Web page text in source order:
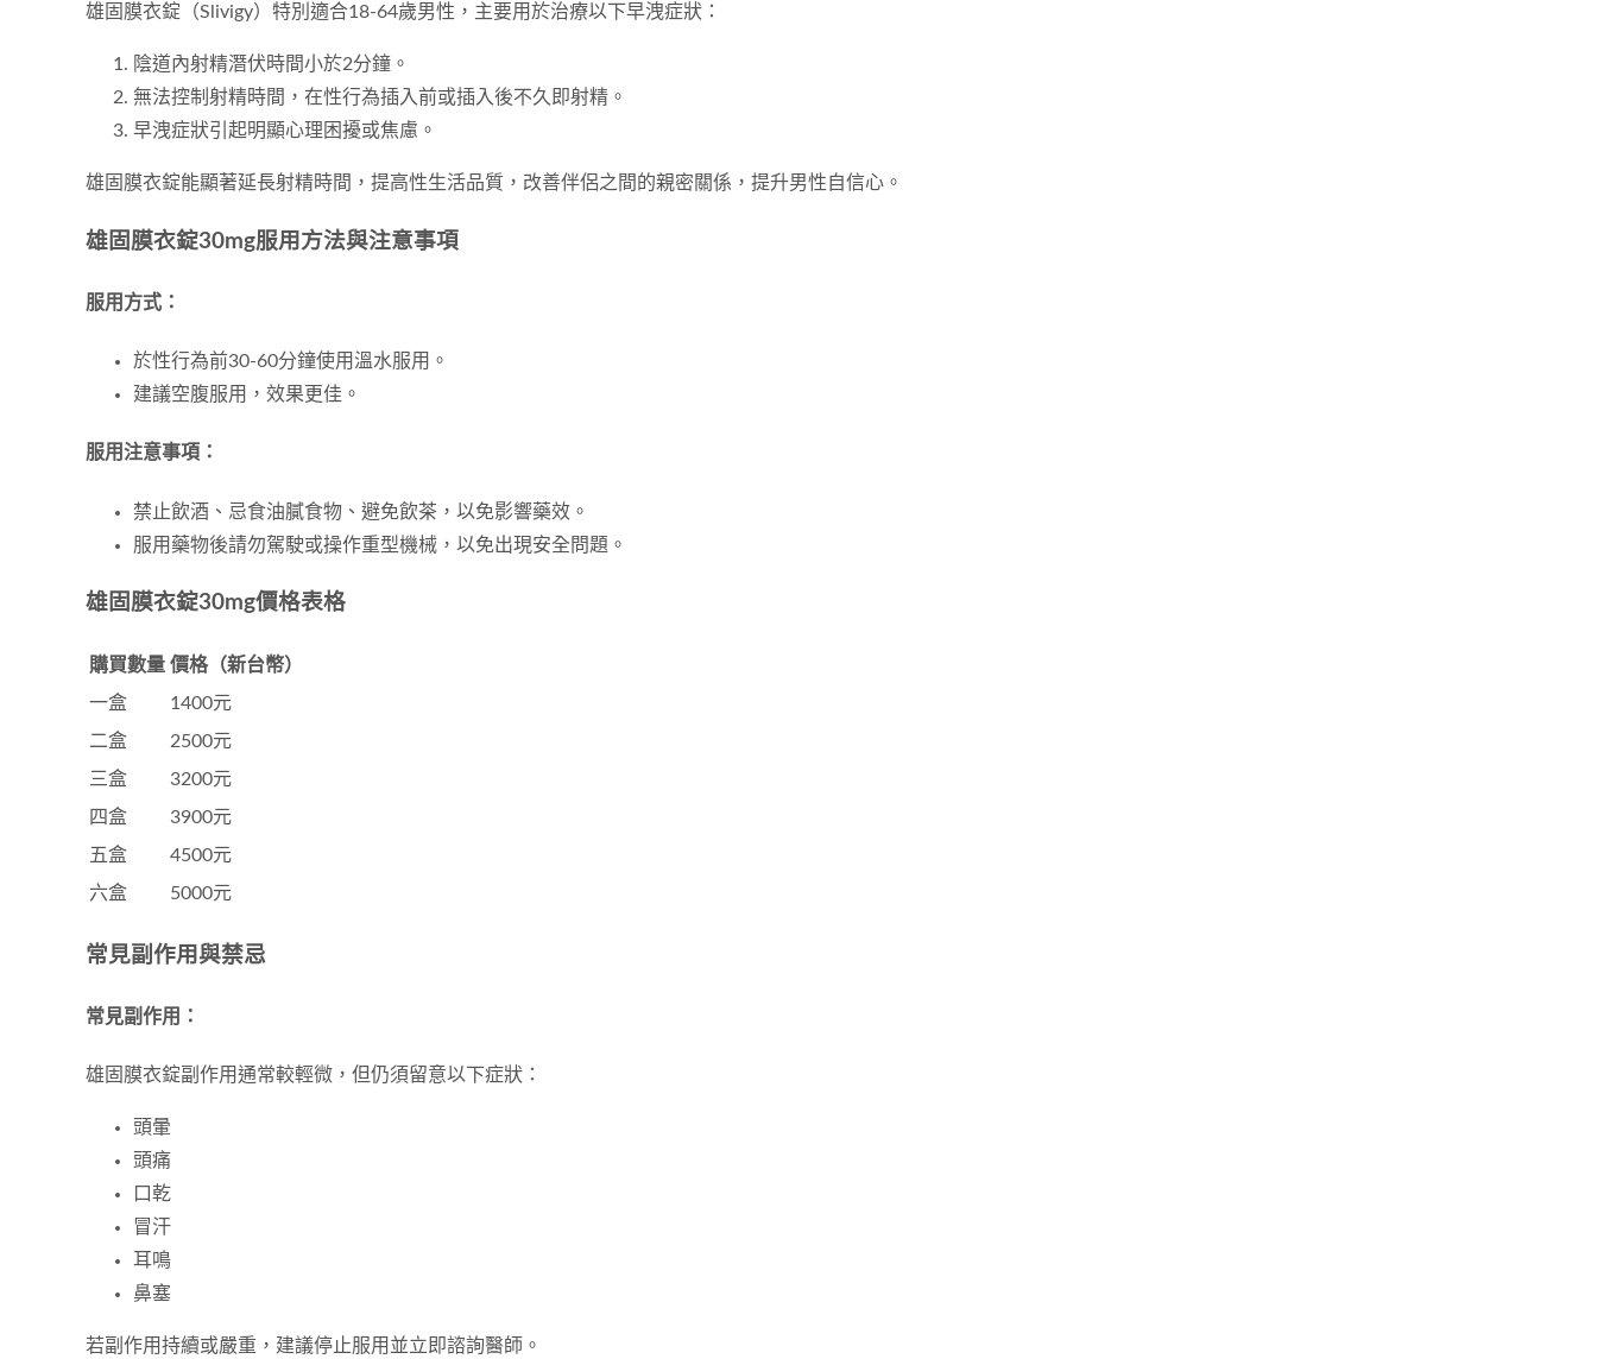
雄固膜衣錠（Slivigy）特別適合18-64歲男性，主要用於治療以下早洩症狀：
陰道內射精潛伏時間小於2分鐘。
無法控制射精時間，在性行為插入前或插入後不久即射精。
早洩症狀引起明顯心理困擾或焦慮。
雄固膜衣錠能顯著延長射精時間，提高性生活品質，改善伴侶之間的親密關係，提升男性自信心。
雄固膜衣錠30mg服用方法與注意事項
服用方式：
於性行為前30-60分鐘使用溫水服用。
建議空腹服用，效果更佳。
服用注意事項：
禁止飲酒、忌食油膩食物、避免飲茶，以免影響藥效。
服用藥物後請勿駕駛或操作重型機械，以免出現安全問題。
雄固膜衣錠30mg價格表格
購買數量 價格（新台幣）
一盒
1400元
二盒
2500元
三盒
3200元
四盒
3900元
五盒
4500元
六盒
5000元
常見副作用與禁忌
常見副作用：
雄固膜衣錠副作用通常較輕微，但仍須留意以下症狀：
頭暈
頭痛
口乾
冒汗
耳鳴
鼻塞
若副作用持續或嚴重，建議停止服用並立即諮詢醫師。